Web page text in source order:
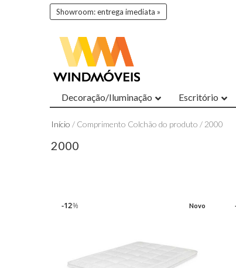
Showroom: entrega imediata »
Decoração/Iluminação Escritório
Início / Comprimento Colchão do produto / 2000
2000
%
12 Novo